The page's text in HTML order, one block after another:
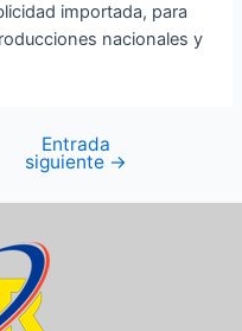
importada, para
nacionales y
Entrada
siguiente →